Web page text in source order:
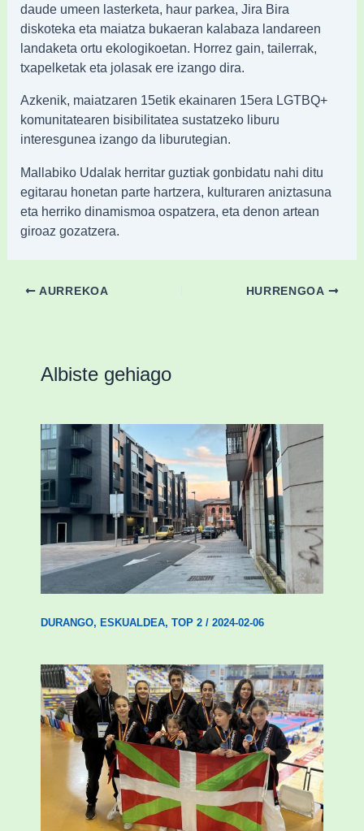
daude umeen lasterketa, haur parkea, Jira Bira
diskoteka eta maiatza bukaeran kalabaza landareen
landaketa ortu ekologikoetan. Horrez gain, tailerrak,
txapelketak eta jolasak ere izango dira.
Azkenik, maiatzaren 15etik ekainaren 15era LGTBQ+
komunitatearen bisibilitatea sustatzeko liburu
interesgunea izango da liburutegian.
Mallabiko Udalak herritar guztiak gonbidatu nahi ditu
egitarau honetan parte hartzera, kulturaren aniztasuna
eta herriko dinamismoa ospatzera, eta denon artean
giroaz gozatzera.​
AURREKOA HURRENGOA
Albiste gehiago
Udal etxebizitza tasatuei buruzko lehen
ordenantza izango du Durangok
DURANGO, ESKUALDEA, TOP 2/ 2024-02-06
Wadokan garaile Espainiako txapelketan
14 dominarekin